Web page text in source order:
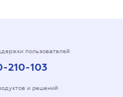
пользователей
210-103
и решений